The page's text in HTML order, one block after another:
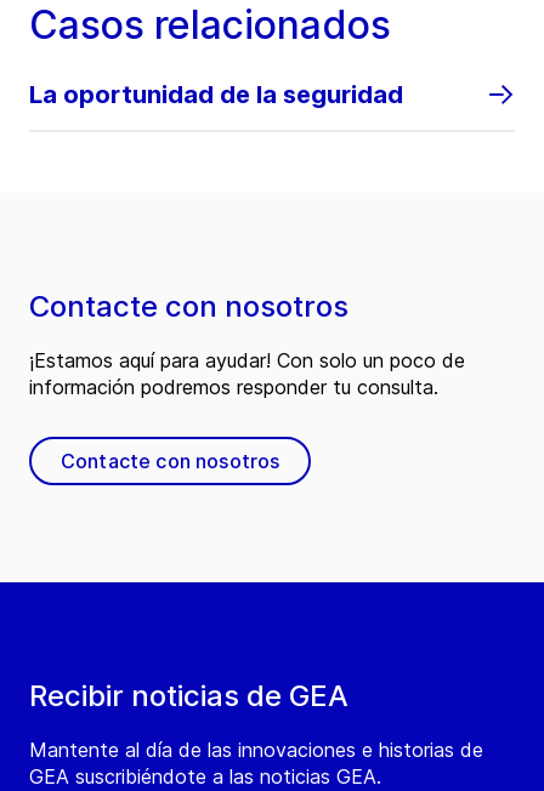
Casos relacionados
La oportunidad de la seguridad
Recibir noticias de GEA
Mantente al día de las innovaciones e historias de
GEA suscribiéndote a las noticias GEA.
Contacte con nosotros
¡Estamos aquí para ayudar! Con solo un poco de
información podremos responder tu consulta.
Contacte con nosotros